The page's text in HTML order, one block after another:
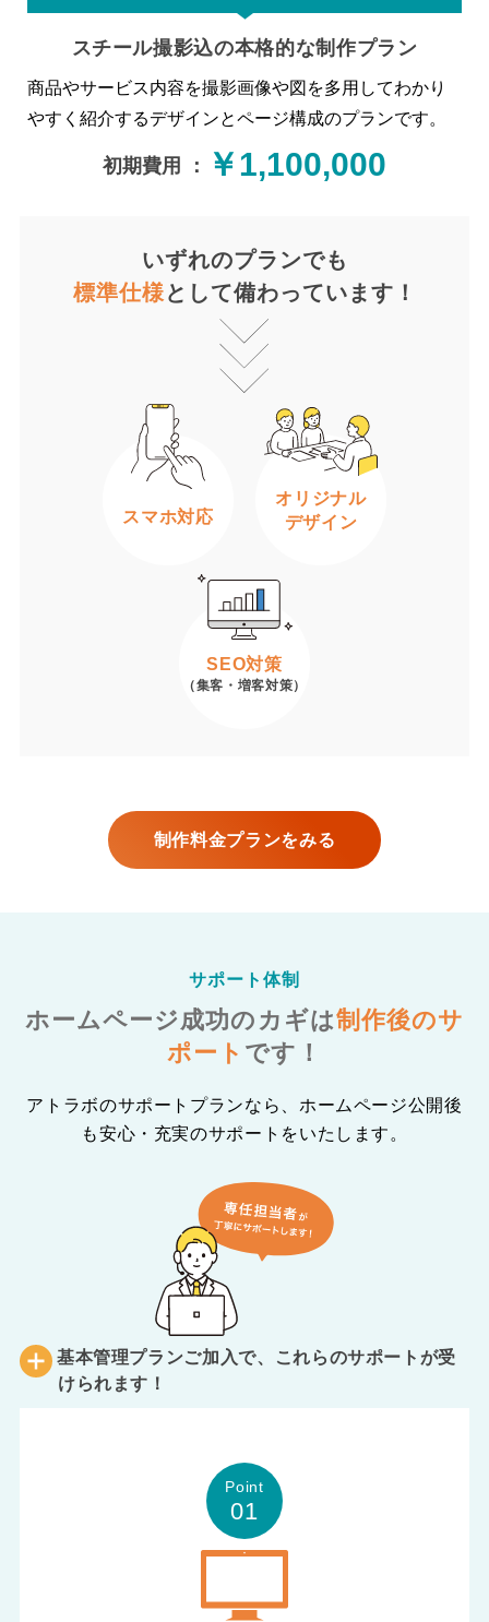
スチール撮影込の本格的な制作プラン
商品やサービス内容を撮影画像や図を多用してわかり
やすく紹介するデザインとページ構成のプランです。
初期費用 ： ￥1,100,000
いずれのプランでも
標準仕様として備わっています！
スマホ対応
オリジナル
デザイン
SEO対策
（集客・増客対策）
制作料金プランをみる
サポート体制
ホームページ成功のカギは制作後のサ
ポート です！
アトラボのサポートプランなら、ホームページ公開後
も安心・充実のサポートをいたします。
基本管理プランご加入で、これらのサポートが受
けられます！
Point
01